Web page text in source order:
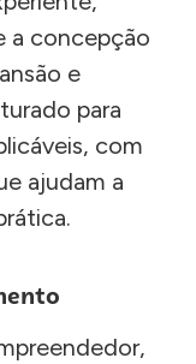
a concepção
e
para
com
ajudam a